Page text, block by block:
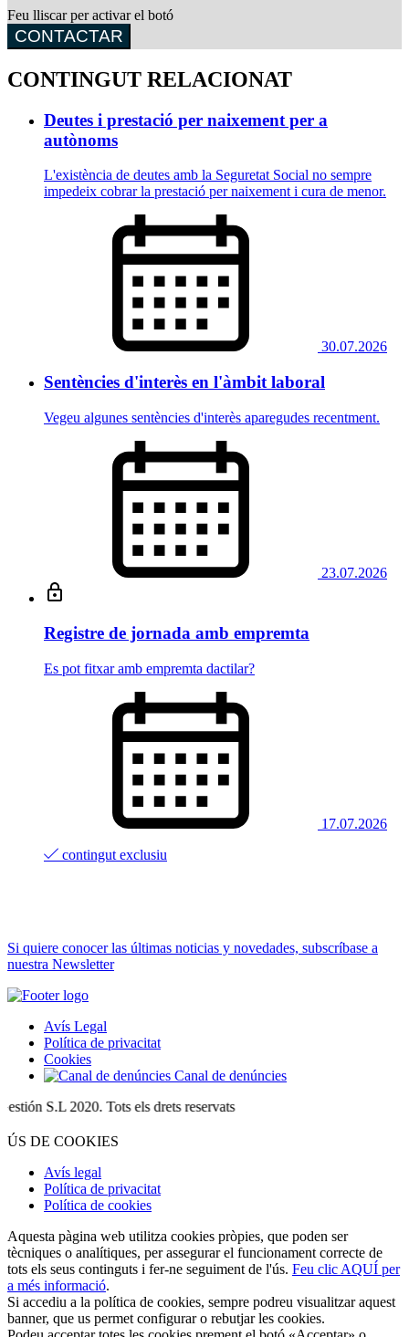
Feu lliscar per activar el botó
CONTACTAR
CONTINGUT RELACIONAT
Deutes i prestació per naixement per a
autònoms
L'existència de deutes amb la Seguretat Social no sempre
impedeix cobrar la prestació per naixement i cura de menor.
30.07.2026
Sentències d'interès en l'àmbit laboral
Vegeu algunes sentències d'interès aparegudes recentment.
23.07.2026
Registre de jornada amb empremta
Es pot fitxar amb empremta dactilar?
17.07.2026
contingut exclusiu
Si quiere conocer las últimas noticias y novedades, subscríbase a
nuestra Newsletter
Avís Legal
Política de privacitat
Cookies
Canal de denúncies
S.L 2020. Tots els drets reservats
ÚS DE COOKIES
Avís legal
Política de privacitat
Política de cookies
Aquesta pàgina web utilitza cookies pròpies, que poden ser
tècniques o analítiques, per assegurar el funcionament correcte de
tots els seus continguts i fer-ne seguiment de l'ús. Feu clic AQUÍ per
a més informació.
Si accediu a la política de cookies, sempre podreu visualitzar aquest
banner, que us permet configurar o rebutjar les cookies.